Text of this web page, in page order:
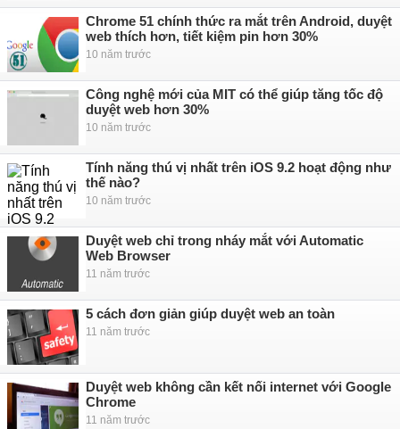
Chrome 51 chính thức ra mắt trên Android, duyệt
web thích hơn, tiết kiệm pin hơn 30%
10 năm trước
Công nghệ mới của MIT có thể giúp tăng tốc độ
duyệt web hơn 30%
10 năm trước
Tính năng thú vị nhất trên iOS 9.2 hoạt động như
thế nào?
10 năm trước
Duyệt web chỉ trong nháy mắt với Automatic
Web Browser
11 năm trước
5 cách đơn giản giúp duyệt web an toàn
11 năm trước
Duyệt web không cần kết nối internet với Google
Chrome
11 năm trước